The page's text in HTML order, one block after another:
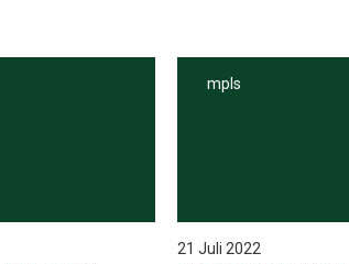
mpls
21 Juli 2022